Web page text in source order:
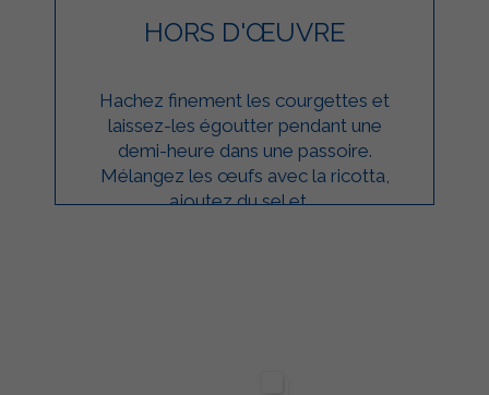
HORS D'ŒUVRE
Hachez finement les courgettes et
laissez-les égoutter pendant une
demi-heure dans une passoire.
Mélangez les œufs avec la ricotta,
ajoutez du sel et ...